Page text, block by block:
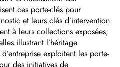
ces porte-clés pour
et leurs clés d’intervention.
à leurs collections exposées,
illustrant l’héritage
exploitent les porte-